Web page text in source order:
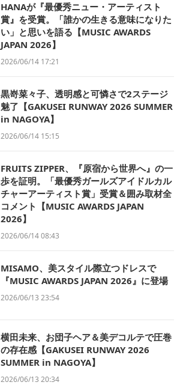
HANAが『最優秀ニュー・アーティスト
賞』を受賞。「誰かの生きる意味になりた
い」と思いを語る【MUSIC AWARDS
JAPAN 2026】
2026/06/14 17:21
黒嵜菜々子、透明感と可憐さで2ステージ
魅了【GAKUSEI RUNWAY 2026 SUMMER
in NAGOYA】
2026/06/14 15:15
FRUITS ZIPPER、『原宿から世界へ』の一
歩を証明。「最優秀ガールズアイドルカル
チャーアーティスト賞」受賞＆囲み取材全
コメント【MUSIC AWARDS JAPAN
2026】
2026/06/14 08:43
MISAMO、美スタイル際立つドレスで
『MUSIC AWARDS JAPAN 2026』に登場
2026/06/13 23:54
横田未来、お団子ヘア＆美デコルテで圧巻
の存在感【GAKUSEI RUNWAY 2026
SUMMER in NAGOYA】
2026/06/13 20:34